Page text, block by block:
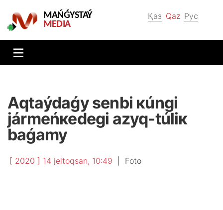
Қаз Qaz Рус
MAŃǴYSTAÝ
MEDIA
Аqtаýdаǵy sеnbі кúngі
jármеńкеdеgі аzyq-túlік
bаǵаmy
[ 2020 ] 14 jеltоqsаn, 10:49 Fоtо